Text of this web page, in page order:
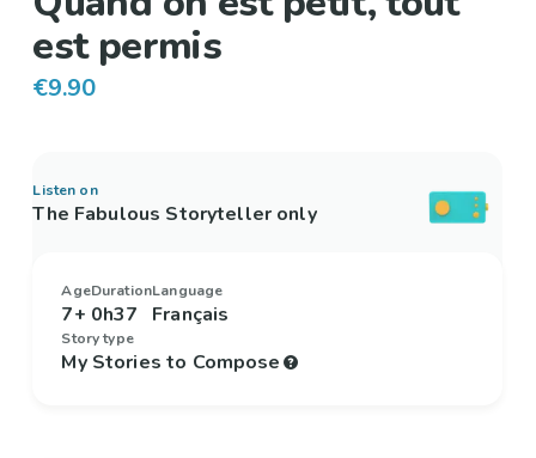
est permis
€9.90
Listen on
The Fabulous Storyteller only
Age
7+
Duration
0h37
Language
Français
Story type
My Stories to Compose